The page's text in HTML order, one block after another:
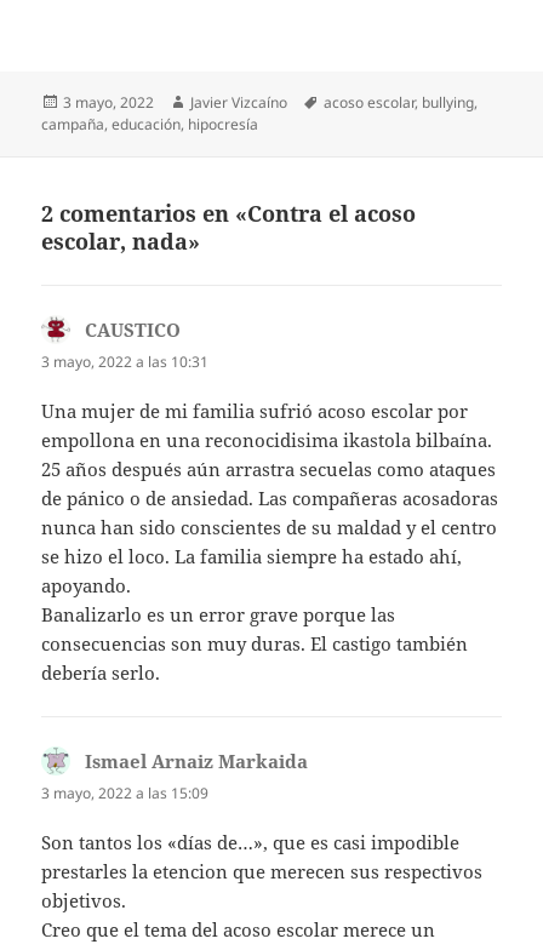
Publicado
el
3 mayo, 2022 Autor
Javier Vizcaíno Etiquetas
acoso escolar, bullying,
campaña,educación, hipocresía
2 comentarios en «Contra el acoso
escolar, nada»
CAUSTICO
3 mayo, 2022 a las 10:31
Una mujer de mi familia sufrió acoso escolar por
empollona en una reconocidisima ikastola bilbaína.
25 años después aún arrastra secuelas como ataques
de pánico o de ansiedad. Las compañeras acosadoras
nunca han sido conscientes de su maldad y el centro
se hizo el loco. La familia siempre ha estado ahí,
apoyando.
Banalizarlo es un error grave porque las
consecuencias son muy duras. El castigo también
debería serlo.
Ismael Arnaiz Markaida
3 mayo, 2022 a las 15:09
Son tantos los «días de…», que es casi impodible
prestarles la etencion que merecen sus respectivos
objetivos.
Creo que el tema del acoso escolar merece un